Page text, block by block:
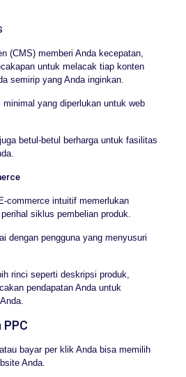
(CMS) memberi Anda kecepatan,
untuk melacak tiap konten
semirip yang Anda inginkan.
yang diperlukan untuk web
betul-betul berharga untuk fasilitas
commerce intuitif memerlukan
siklus pembelian produk.
dengan pengguna yang menyusuri
rinci seperti deskripsi produk,
pendapatan Anda untuk
bayar per klik Anda bisa memilih
Anda.